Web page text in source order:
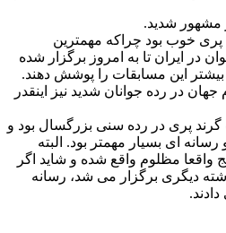
مشهور شدید.
خوب بود چراکه مهمترین
در ایران تا به امروز برگزار شده
این مسابقات را پوشش دهند.
در رده جوانان شدید نیز اینقدر
پری در رده سنی بزرگسال بود و
ای بسیار مهمتر بود. البته
واقعا مظلوم واقع شده و شاید اگر
دیگری برگزار می شد، رسانه